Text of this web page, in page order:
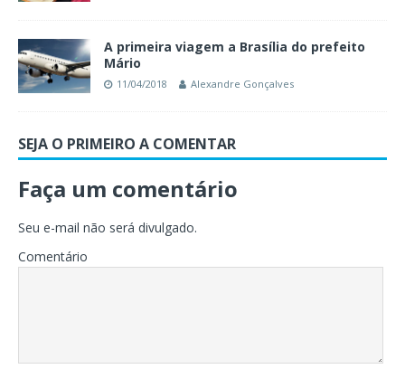
A primeira viagem a Brasília do prefeito
Mário
11/04/2018 Alexandre Gonçalves
SEJA O PRIMEIRO A COMENTAR
Faça um comentário
Seu e-mail não será divulgado.
Comentário